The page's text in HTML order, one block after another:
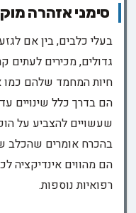
סימני אזהרה
בעלי כלבים, בין אם
גדולים, מכירים לעתים
חיות המחמד שלהם כמו
הם בדרך כלל שינויים
שעשויים להצביע על
בהכרח אומרים שהכלב
הם מהווים אינדיקציה
רפואיות נוספות.